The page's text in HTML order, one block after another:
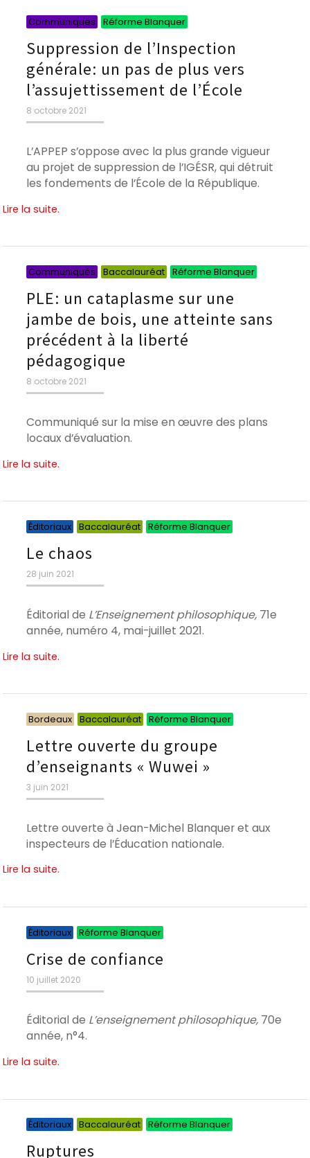
Communiqués Réforme Blanquer
Suppression de l’Inspection
générale: un pas de plus vers
l’assujettissement de l’École
Publié
le
8 octobre 2021
L’APPEP s’oppose avec la plus grande vigueur
au projet de suppression de l’IGÉSR, qui détruit
les fondements de l’École de la République.
Lire la suite.
Communiqués Baccalauréat Réforme Blanquer
PLE: un cataplasme sur une
jambe de bois, une atteinte sans
précédent à la liberté
pédagogique
Publié
le
8 octobre 2021
Communiqué sur la mise en œuvre des plans
locaux d’évaluation.
Lire la suite.
Éditoriaux Baccalauréat Réforme Blanquer
Le chaos
Publié
le
28 juin 2021
Éditorial de L’Enseignement philosophique, 71e
année, numéro 4, mai-juillet 2021.
Lire la suite.
Bordeaux Baccalauréat Réforme Blanquer
Lettre ouverte du groupe
d’enseignants « Wuwei »
Publié
le
3 juin 2021
Lettre ouverte à Jean-Michel Blanquer et aux
inspecteurs de l’Éducation nationale.
Lire la suite.
Éditoriaux Réforme Blanquer
Crise de confiance
Publié
le
10 juillet 2020
Éditorial de L’enseignement philosophique, 70e
année, n°4.
Lire la suite.
Éditoriaux Baccalauréat Réforme Blanquer
Ruptures